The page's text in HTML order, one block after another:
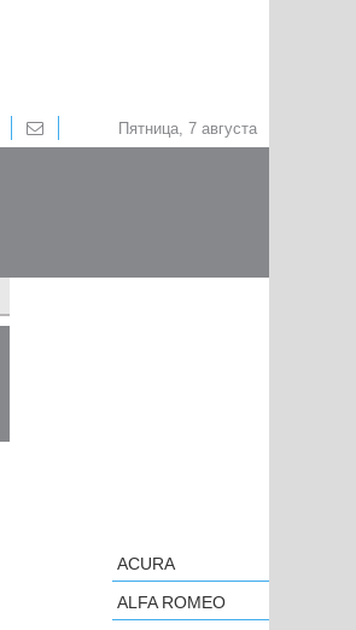
Пятница, 7 августа
ACURA
ALFA ROMEO